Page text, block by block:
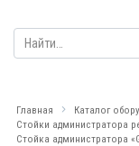
Search
for:
Главная Каталог
Стойки администратора
Стойка администратора